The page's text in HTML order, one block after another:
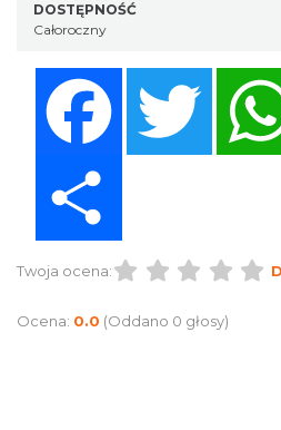
DOSTĘPNOŚĆ
Całoroczny
Twitter
Twoja ocena:
Ocena: 0.0 (Oddano 0 głosy)